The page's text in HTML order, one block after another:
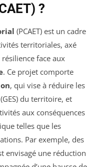
?
(PCAET) est un cadre
territoriales, axé
face aux
. Ce projet comporte
, qui vise à réduire les
(GES) du territoire, et
aux conséquences
telles que les
Par exemple, des
envisagé une réduction